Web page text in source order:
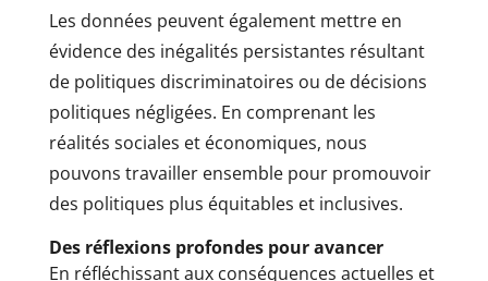
Les données peuvent également mettre en
évidence des inégalités persistantes résultant
de politiques discriminatoires ou de décisions
politiques négligées. En comprenant les
réalités sociales et économiques, nous
pouvons travailler ensemble pour promouvoir
des politiques plus équitables et inclusives.
Des réflexions profondes pour avancer
En réfléchissant aux conséquences actuelles et